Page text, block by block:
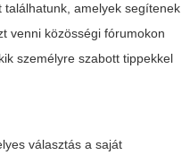
amelyek segítenek
venni közösségi fórumokon
személyre szabott tippekkel
választás a saját